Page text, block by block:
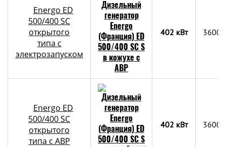
Energo ED
500/400 SC
открытого
типа с
электрозапуском
402 кВт
Energo ED
500/400 SC
открытого
типа с АВР
402 кВт